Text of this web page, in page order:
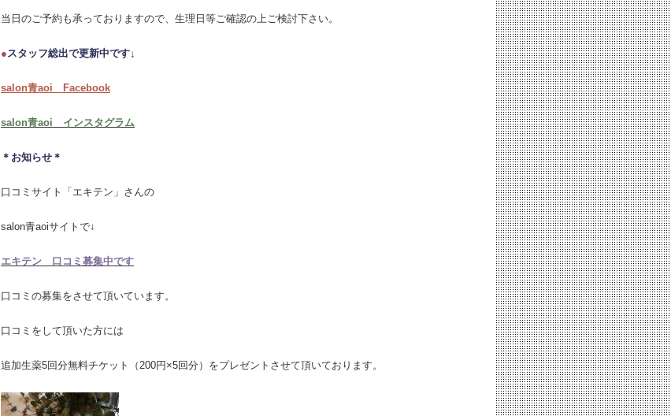
当日のご予約も承っておりますので、生理日等ご確認の上ご検討下さい。
●スタッフ総出で更新中です↓
salon青aoi Facebook
salon青aoi インスタグラム
＊お知らせ＊
口コミサイト「エキテン」さんの
salon青aoiサイトで↓
エキテン 口コミ募集中です
口コミの募集をさせて頂いています。
口コミをして頂いた方には
追加生薬5回分無料チケット（200円×5回分）をプレゼントさせて頂いております。